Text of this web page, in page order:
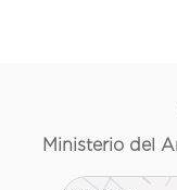
Ministerio del